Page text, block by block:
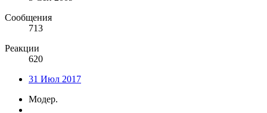
Сообщения
713
Реакции
620
31 Июл 2017
Модер.